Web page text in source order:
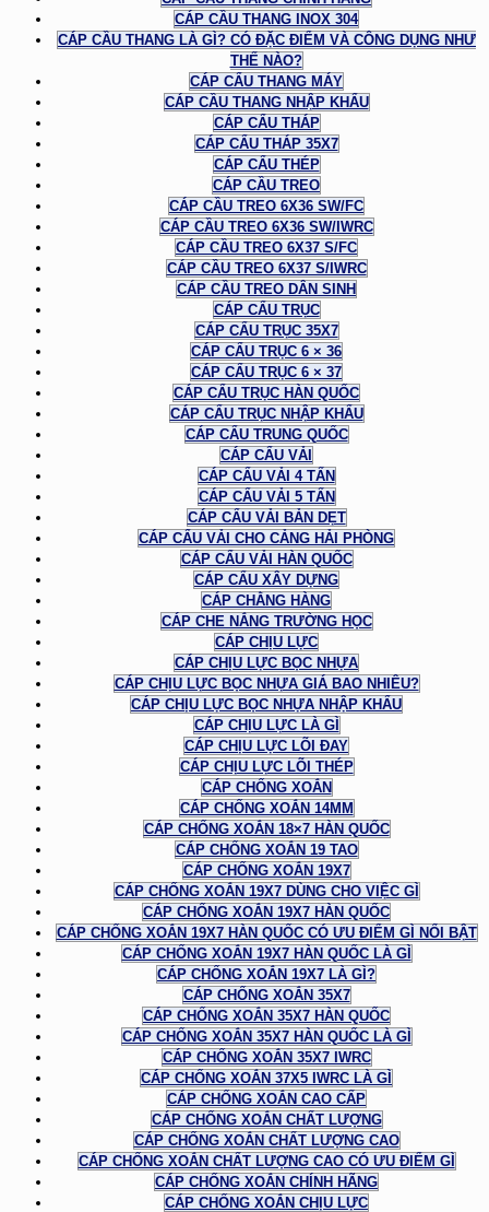
CÁP CẦU THANG INOX 304
CÁP CẦU THANG LÀ GÌ? CÓ ĐẶC ĐIỂM VÀ CÔNG DỤNG NHƯ
THẾ NÀO?
CÁP CẨU THANG MÁY
CÁP CẦU THANG NHẬP KHẨU
CÁP CẨU THÁP
CÁP CẨU THÁP 35X7
CÁP CẨU THÉP
CÁP CẦU TREO
CÁP CẦU TREO 6X36 SW/FC
CÁP CẦU TREO 6X36 SW/IWRC
CÁP CẦU TREO 6X37 S/FC
CÁP CẦU TREO 6X37 S/IWRC
CÁP CẦU TREO DÂN SINH
CÁP CẨU TRỤC
CÁP CẨU TRỤC 35X7
CÁP CẨU TRỤC 6 × 36
CÁP CẨU TRỤC 6 × 37
CÁP CẨU TRỤC HÀN QUỐC
CÁP CẨU TRỤC NHẬP KHẨU
CÁP CẨU TRUNG QUỐC
CÁP CẨU VẢI
CÁP CẨU VẢI 4 TẤN
CÁP CẨU VẢI 5 TẤN
CÁP CẨU VẢI BẢN DẸT
CÁP CẨU VẢI CHO CẢNG HẢI PHÒNG
CÁP CẨU VẢI HÀN QUỐC
CÁP CẨU XÂY DỰNG
CÁP CHẰNG HÀNG
CÁP CHE NẮNG TRƯỜNG HỌC
CÁP CHỊU LỰC
CÁP CHỊU LỰC BỌC NHỰA
CÁP CHỊU LỰC BỌC NHỰA GIÁ BAO NHIÊU?
CÁP CHỊU LỰC BỌC NHỰA NHẬP KHẨU
CÁP CHỊU LỰC LÀ GÌ
CÁP CHỊU LỰC LÕI ĐAY
CÁP CHỊU LỰC LÕI THÉP
CÁP CHỐNG XOẮN
CÁP CHỐNG XOẮN 14MM
CÁP CHỐNG XOẮN 18×7 HÀN QUỐC
CÁP CHỐNG XOẮN 19 TAO
CÁP CHỐNG XOẮN 19X7
CÁP CHỐNG XOẮN 19X7 DÙNG CHO VIỆC GÌ
CÁP CHỐNG XOẮN 19X7 HÀN QUỐC
CÁP CHỐNG XOẮN 19X7 HÀN QUỐC CÓ ƯU ĐIỂM GÌ NỔI BẬT
CÁP CHỐNG XOẮN 19X7 HÀN QUỐC LÀ GÌ
CÁP CHỐNG XOẮN 19X7 LÀ GÌ?
CÁP CHỐNG XOẮN 35X7
CÁP CHỐNG XOẮN 35X7 HÀN QUỐC
CÁP CHỐNG XOẮN 35X7 HÀN QUỐC LÀ GÌ
CÁP CHỐNG XOẮN 35X7 IWRC
CÁP CHỐNG XOẮN 37X5 IWRC LÀ GÌ
CÁP CHỐNG XOẮN CAO CẤP
CÁP CHỐNG XOẮN CHẤT LƯỢNG
CÁP CHỐNG XOẮN CHẤT LƯỢNG CAO
CÁP CHỐNG XOẮN CHẤT LƯỢNG CAO CÓ ƯU ĐIỂM GÌ
CÁP CHỐNG XOẮN CHÍNH HÃNG
CÁP CHỐNG XOẮN CHỊU LỰC